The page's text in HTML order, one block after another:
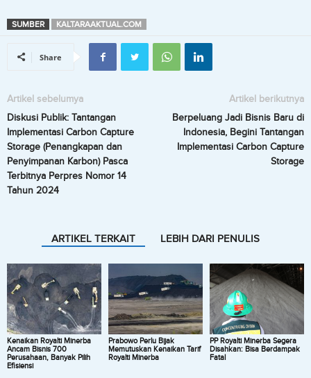
SUMBER KALTARAAKTUAL.COM
Share
Artikel sebelumya
Diskusi Publik: Tantangan
Implementasi Carbon Capture
Storage (Penangkapan dan
Penyimpanan Karbon) Pasca
Terbitnya Perpres Nomor 14
Tahun 2024
Artikel berikutnya
Berpeluang Jadi Bisnis Baru di
Indonesia, Begini Tantangan
Implementasi Carbon Capture
Storage
ARTIKEL TERKAIT LEBIH DARI PENULIS
Kenaikan Royalti Minerba
Ancam Bisnis 700
Perusahaan, Banyak Pilih
Efisiensi
Prabowo Perlu Bijak
Memutuskan Kenaikan Tarif
Royalti Minerba
PP Royalti Minerba Segera
Disahkan: Bisa Berdampak
Fatal